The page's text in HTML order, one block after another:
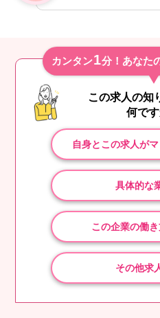
カンタン1分！あなた
この求人の知
何で
自身とこの求人が
具体的な
この企業の働
その他求